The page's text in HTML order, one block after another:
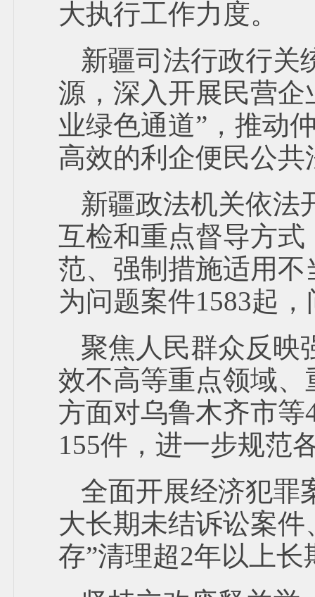
大执行工作力度。
新疆司法行政行关
源，深入开展民营企
业绿色通道”，推动
高效的利企便民公共
新疆政法机关依法
互检和重点督导方
范、强制措施适用
为问题案件1583起
聚焦人民群众反映
效不高等重点领域
方面对乌鲁木齐市
155件，进一步规范
全面开展经济犯罪
大长期未结诉讼案
存”清理超2年以上